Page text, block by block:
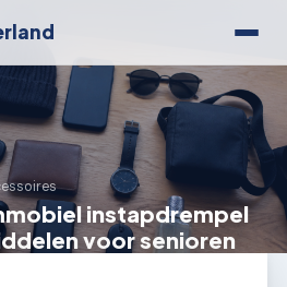
instapdrempel
voor senioren